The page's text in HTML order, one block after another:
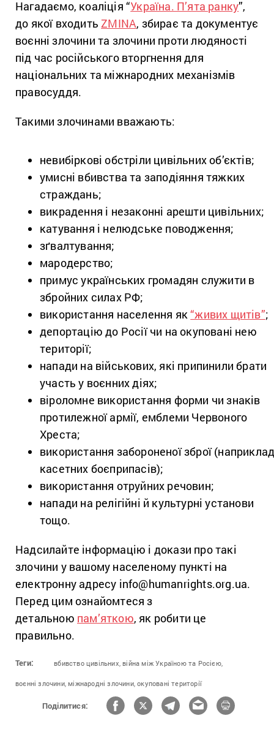
Нагадаємо, коаліція “Україна. П’ята ранку”,
до якої входитьZMINA, збирає та документує
воєнні злочини та злочини проти людяності
під час російського вторгнення для
національних та міжнародних механізмів
правосуддя.
Такими злочинами вважають:
невибіркові обстріли цивільних об’єктів;
умисні вбивства та заподіяння тяжких
страждань;
викрадення і незаконні арешти цивільних;
катування і нелюдське поводження;
зґвалтування;
мародерство;
примус українських громадян служити в
збройних силах РФ;
використання населення як“живих щитів”;
депортацію до Росії чи на окуповані нею
території;
напади на військових, які припинили брати
участь у воєнних діях;
віроломне використання форми чи знаків
протилежної армії, емблеми Червоного
Хреста;
використання забороненої зброї
касетних боєприпасів);
використання отруйних речовин;
напади на релігійні й культурні установи
тощо.
Надсилайте інформацію і докази про такі
злочини у вашому населеному пункті на
електронну адресу info@humanrights.org.ua.
Перед цим ознайомтеся з
детальною пам’яткою, як робити це
правильно.
Теги: вбивство цивільних, війна між Україною та Росією,
воєнні злочини, міжнародні злочини, окуповані території
Поділитися: